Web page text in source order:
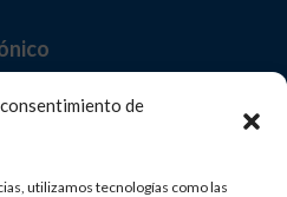
de
utilizamos tecnologías como las
28919 Leganés (Madrid)